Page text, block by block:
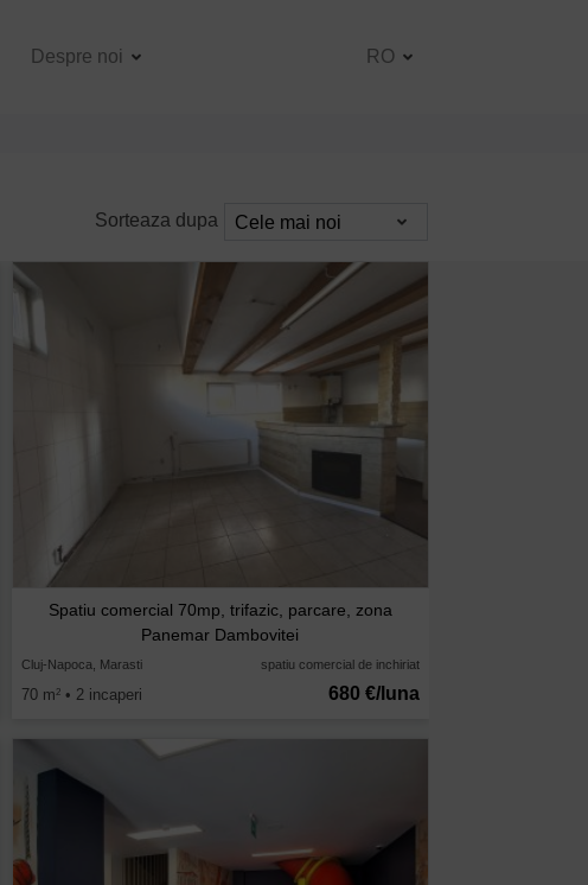
Despre noi RO
Sorteaza dupa
Spatiu comercial 70mp, trifazic, parcare, zona
Panemar Dambovitei
Cluj-Napoca, Marasti spatiu comercial de inchiriat
70 m2 • 2 incaperi 680 €/luna